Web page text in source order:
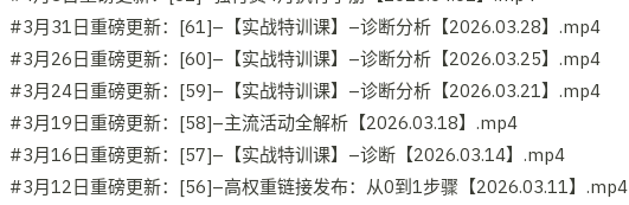
#3月31日重磅更新：[61]–【实战特训课】–诊断分析【2026.03.28】.mp4
#3月26日重磅更新：[60]–【实战特训课】–诊断分析【2026.03.25】.mp4
#3月24日重磅更新：[59]–【实战特训课】–诊断分析【2026.03.21】.mp4
#3月19日重磅更新：[58]–主流活动全解析【2026.03.18】.mp4
#3月16日重磅更新：[57]–【实战特训课】–诊断【2026.03.14】.mp4
#3月12日重磅更新：[56]–高权重链接发布：从0到1步骤【2026.03.11】.mp4